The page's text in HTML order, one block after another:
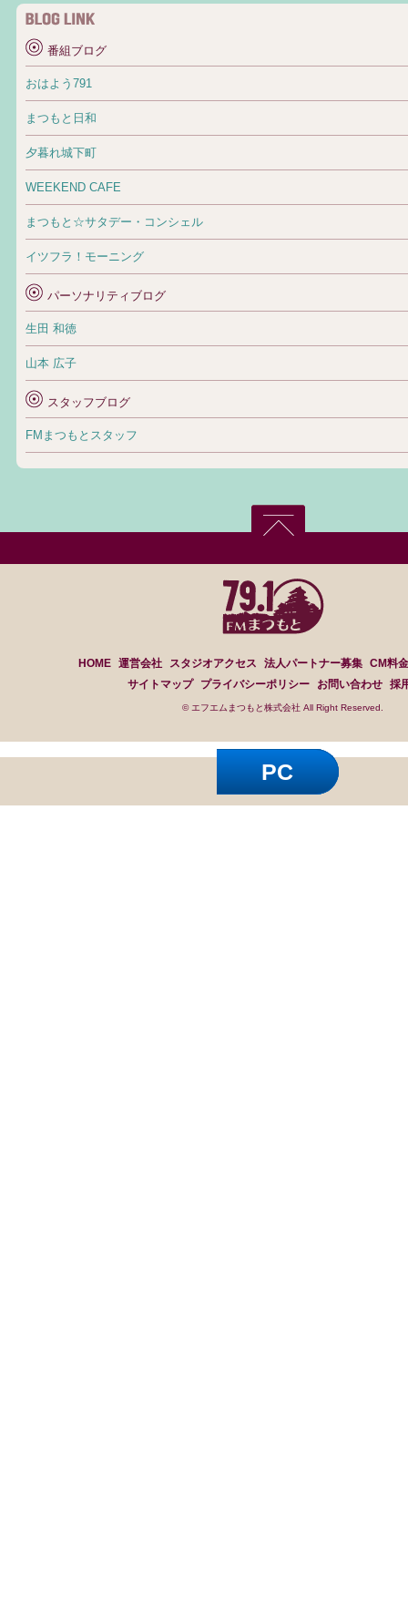
番組ブログ
おはよう791
まつもと日和
夕暮れ城下町
WEEKEND CAFE
まつもと☆サタデー・コンシェル
イツフラ！モーニング
パーソナリティブログ
生田 和徳
山本 広子
スタッフブログ
FMまつもとスタッフ
HOME 運営会社 スタジオアクセス 法人パートナー募集 CM料
サイトマップ
プライバシーポリシー お問い合わせ 採
© エフエムまつもと株式会社 All Right Reserved.
PC